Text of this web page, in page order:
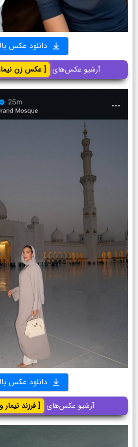
دانلود عکس
آرشیو عکس‌های [ عکس زن
دانلود عکس
آرشیو عکس‌های [ فرزند